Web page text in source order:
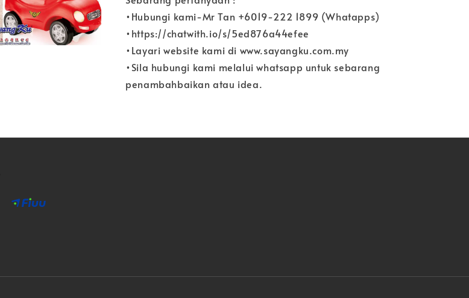
•Hubungi kami-Mr Tan +6019-222 1899 (Whatapps)
•https://chatwith.io/s/5ed876a44efee
•Layari website kami di www.sayangku.com.my
•Sila hubungi kami melalui whatsapp untuk sebarang
penambahbaikan atau idea.